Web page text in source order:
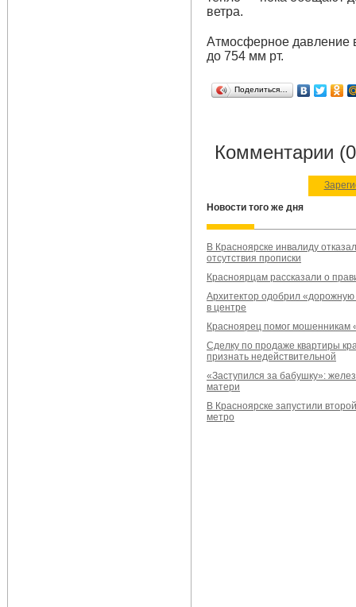
ветра.
Атмосферное давление
до 754 мм рт.
Поделиться…
Комментарии
Новости того же дня
В Красноярске инвалиду
отсутствия прописки
Красноярцам рассказали о
Архитектор одобрил
в центре
Красноярец помог мошенникам
Сделку по продаже квартиры
признать недействительной
«Заступился за бабушку»:
матери
В Красноярске запустили
метро